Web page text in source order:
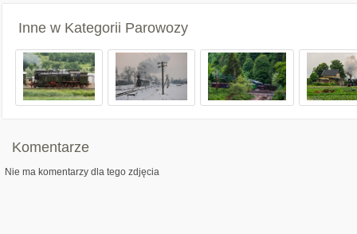
Inne w Kategorii Parowozy
Komentarze
Nie ma komentarzy dla tego zdjęcia